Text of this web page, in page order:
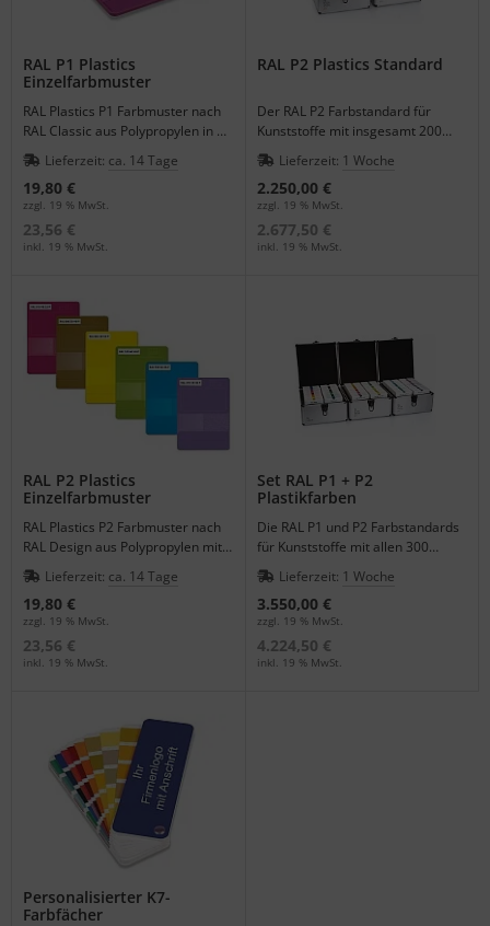
RAL P1 Plastics
Einzelfarbmuster
RAL Plastics P1 Farbmuster nach
RAL Classic aus Polypropylen in 3
Materialstärken.
Lieferzeit: ca. 14 Tage
19,80 €
zzgl. 19 % MwSt.
23,56 €
inkl. 19 % MwSt.
RAL P2 Plastics Standard
Der RAL P2 Farbstandard für
Kunststoffe mit insgesamt 200
Farben, inklusive schwarzer
Schutzbox.
Lieferzeit: 1 Woche
2.250,00 €
zzgl. 19 % MwSt.
2.677,50 €
inkl. 19 % MwSt.
RAL P2 Plastics
Einzelfarbmuster
RAL Plastics P2 Farbmuster nach
RAL Design aus Polypropylen mit 3
Materialstärken.
Lieferzeit: ca. 14 Tage
19,80 €
zzgl. 19 % MwSt.
23,56 €
inkl. 19 % MwSt.
Set RAL P1 + P2
Plastikfarben
Die RAL P1 und P2 Farbstandards
für Kunststoffe mit allen 300
Farbkarten in 3 Boxen - 300,- Euro
gespart.
Lieferzeit: 1 Woche
3.550,00 €
zzgl. 19 % MwSt.
4.224,50 €
inkl. 19 % MwSt.
Personalisierter K7-
Farbfächer